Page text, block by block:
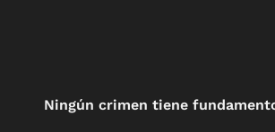
Ningún crimen tiene